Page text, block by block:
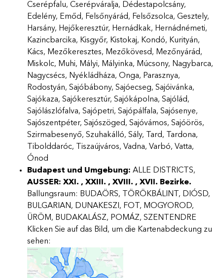
Cserépfalu, Cserépváralja, Dédestapolcsány,
Edelény, Emőd, Felsőnyárád, Felsőzsolca, Gesztely,
Harsány, Hejőkeresztúr, Hernádkak, Hernádnémeti,
Kazincbarcika, Kisgyőr, Kistokaj, Kondó, Kurityán,
Kács, Mezőkeresztes, Mezőkövesd, Mezőnyárád,
Miskolc, Muhi, Mályi, Mályinka, Múcsony, Nagybarca,
Nagycsécs, Nyékládháza, Onga, Parasznya,
Rodostyán, Sajóbábony, Sajóecseg, Sajóivánka,
Sajókaza, Sajókeresztúr, Sajókápolna, Sajólád,
Sajólászlófalva, Sajópetri, Sajópálfala, Sajósenye,
Sajószentpéter, Sajószöged, Sajóvámos, Sajóörös,
Szirmabesenyő, Szuhakálló, Sály, Tard, Tardona,
Tibolddaróc, Tiszaújváros, Vadna, Varbó, Vatta,
Ónod
Budapest und Umgebung: ALLE DISTRICTS,
AUSSER: XXI. , XXIII. , XVIII. , XVII. Bezirke.
Ballungsraum: BUDAÖRS, TÖRÖKBÁLINT, DIÓSD,
BULGARIAN, DUNAKESZI, FOT, MOGYOROD,
ÜRÖM, BUDAKALÁSZ, POMÁZ, SZENTENDRE
Klicken Sie auf das Bild, um die Kartenabdeckung zu
sehen: